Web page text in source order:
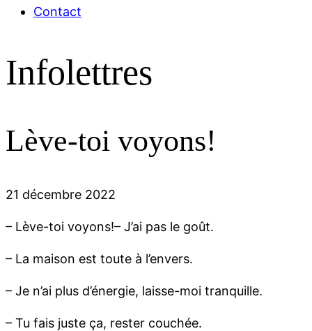
Contact
Infolettres
Lève-toi voyons!
21 décembre 2022
– Lève-toi voyons!– J’ai pas le goût.
– La maison est toute à l’envers.
– Je n’ai plus d’énergie, laisse-moi tranquille.
– Tu fais juste ça, rester couchée.